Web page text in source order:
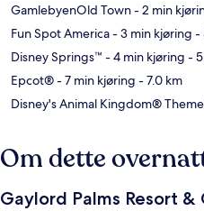
GamlebyenOld Town- 2 min
Fun Spot America- 3 min kjøring -
Disney Springs™ - 4 min kjøring -
Epcot®- 7 min kjøring - 7.0 km
Disney's Animal Kingdom®
Om dette
Gaylord Palms Resort